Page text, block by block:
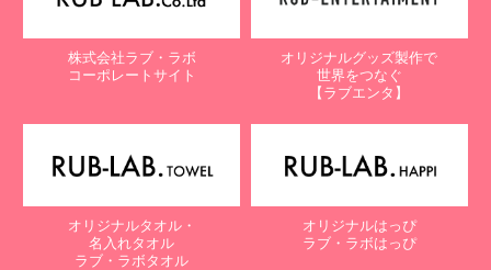
株式会社ラブ・ラボ
コーポレートサイト
オリジナルグッズ製作で
世界をつなぐ
【ラブエンタ】
オリジナルタオル・
名入れタオル
ラブ・ラボタオル
オリジナルはっぴ
ラブ・ラボはっぴ